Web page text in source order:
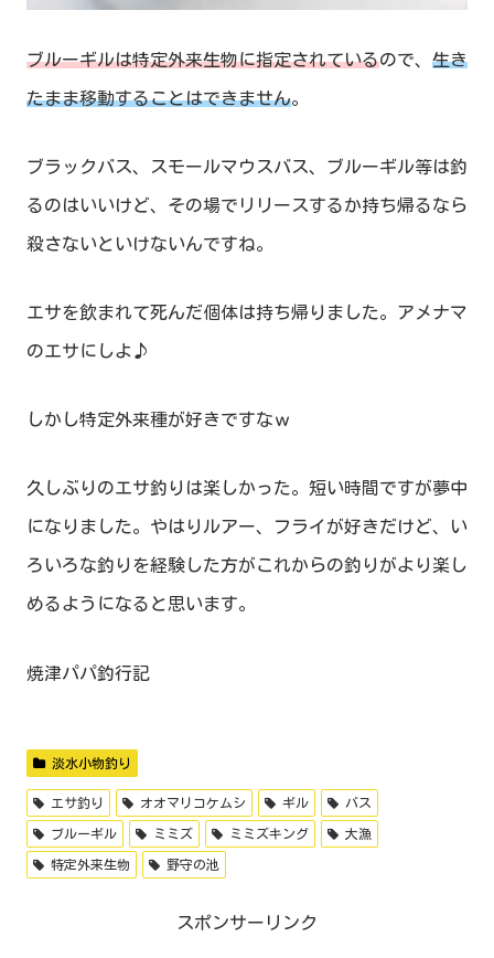
ブルーギルは特定外来生物に指定されているので、 生き
たまま移動することはできません。
ブラックバス、スモールマウスバス、ブルーギル等は釣
るのはいいけど、その場でリリースするか持ち帰るなら
殺さないといけないんですね。
エサを飲まれて死んだ個体は持ち帰りました。アメナマ
のエサにしよ♪
しかし特定外来種が好きですなｗ
久しぶりのエサ釣りは楽しかった。短い時間ですが夢中
になりました。やはりルアー、フライが好きだけど、い
ろいろな釣りを経験した方がこれからの釣りがより楽し
めるようになると思います。
焼津パパ釣行記
淡水小物釣り
エサ釣り オオマリコケムシ ギル バス
ブルーギル ミミズ ミミズキング 大漁
特定外来生物 野守の池
スポンサーリンク